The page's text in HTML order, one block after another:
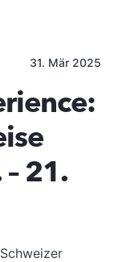
31. Mär 2025
21.